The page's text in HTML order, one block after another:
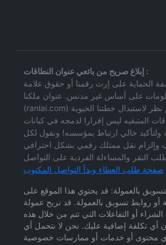
إبلاغ صريح من بائعي عنوان النطاقات :
الحماية على إرث رقمنا أو حقوق علامة
على أساس غير مدنس. عنوان ملكنا
(ranlai.com) معروض للتو للعموم نظر لاستبدال خطتنا الحيوية
المتبقيه ليس إقرارا لدمجه في كيانات
ولتأكيد خالي ارتباط بمؤسسه! ونقول لكل
نقل ممتلك رقمي بشكل احترافي
النقر والمساءلة الفردية على التواصل
بالعمولة: قد يحتوي هذا الموقع على
أو روابط تسويق بالعمولة. قد نربح عمولة
أو التفاعلات التي تتم من خلال هذه
أي تكلفة إضافية عليك. نحن لا نتحمل أي
محتوى أو خدمات أو ممارسات خصوصية